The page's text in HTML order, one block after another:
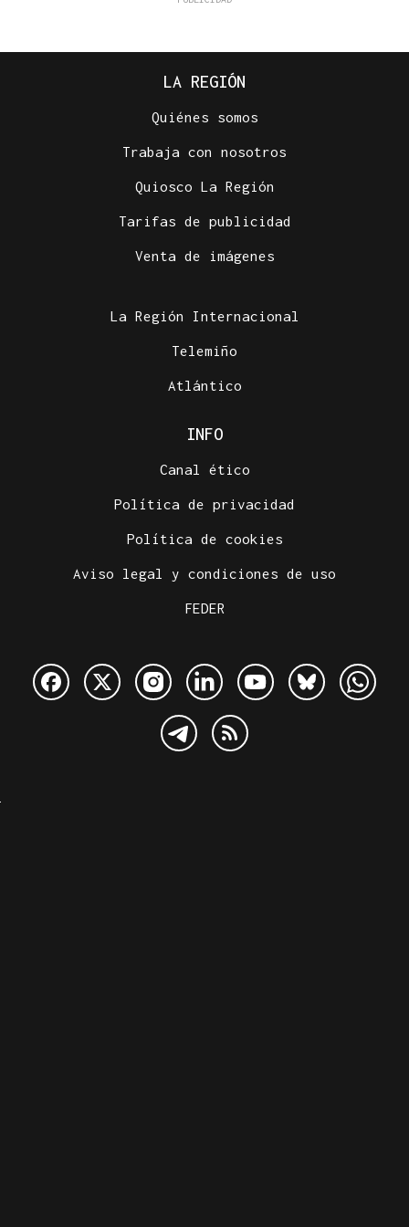
LA REGIÓN
Quiénes somos
Trabaja con nosotros
Quiosco La Región
Tarifas de publicidad
Venta de imágenes
La Región Internacional
Telemiño
Atlántico
INFO
Canal ético
Política de privacidad
Política de cookies
Aviso legal y condiciones de uso
FEDER